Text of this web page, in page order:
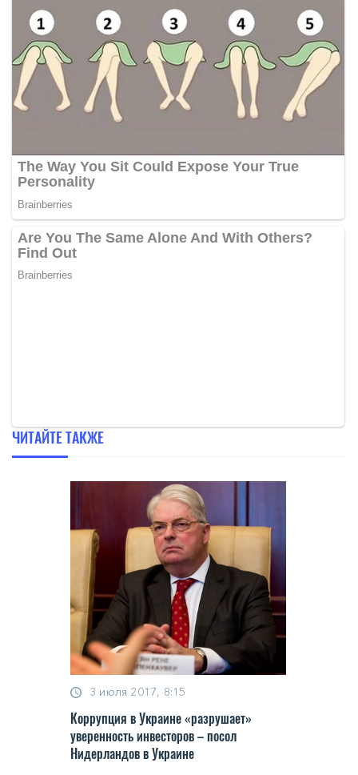
ЧИТАЙТЕ ТАКЖЕ
3 июля 2017, 8:15
Коррупция в Украине «разрушает»
уверенность инвесторов – посол
Нидерландов в Украине